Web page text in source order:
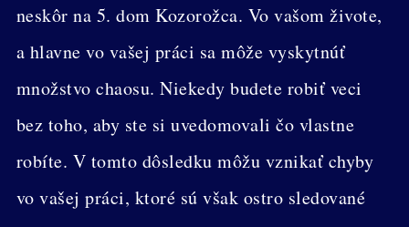
neskôr na 5. dom Kozorožca. Vo vašom živote,
a hlavne vo vašej práci sa môže vyskytnúť
množstvo chaosu. Niekedy budete robiť veci
bez toho, aby ste si uvedomovali čo vlastne
robíte. V tomto dôsledku môžu vznikať chyby
vo vašej práci, ktoré sú však ostro sledované